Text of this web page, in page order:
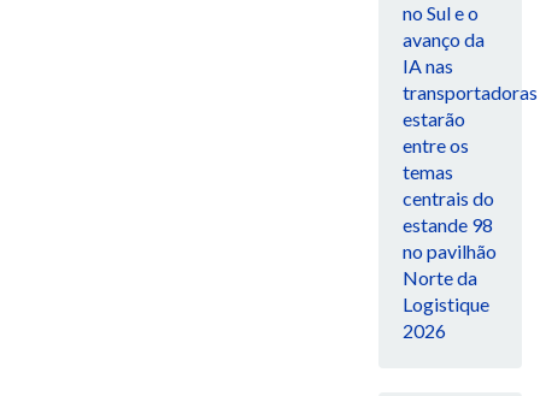
no Sul e o
avanço da
IA nas
transportadoras
estarão
entre os
temas
centrais do
estande 98
no pavilhão
Norte da
Logistique
2026